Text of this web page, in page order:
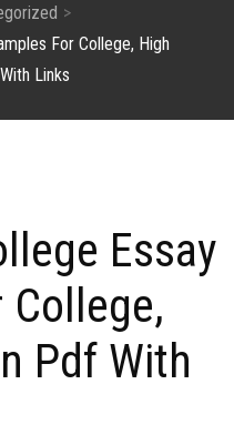
For College, High
Links
Essay
College,
Pdf With